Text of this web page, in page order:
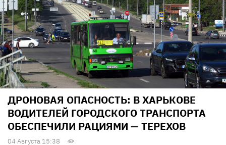
ДРОНОВАЯ ОПАСНОСТЬ: В ХАРЬКОВЕ
ВОДИТЕЛЕЙ ГОРОДСКОГО ТРАНСПОРТА
ОБЕСПЕЧИЛИ РАЦИЯМИ — ТЕРЕХОВ
04 Августа 15:38